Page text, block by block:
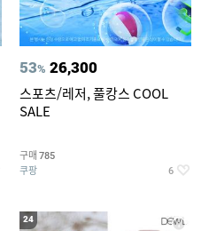
53% 26,300
스포츠/레저, 풀캉스 COOL
SALE
구매 785
쿠팡 6
24